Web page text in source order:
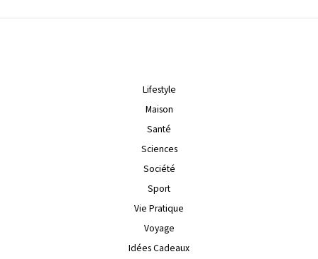
Lifestyle
Maison
Santé
Sciences
Société
Sport
Vie Pratique
Voyage
Idées Cadeaux